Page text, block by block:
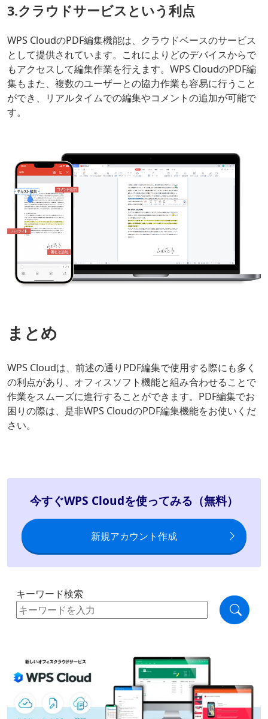
3.クラウドサービスという利点
WPS CloudのPDF編集機能は、クラウドベースのサービス
として提供されています。これによりどのデバイスからで
もアクセスして編集作業を行えます。WPS CloudのPDF編
集もまた、複数のユーザーとの協力作業も容易に行うこと
ができ、リアルタイムでの編集やコメントの追加が可能で
す。
まとめ
WPS Cloudは、前述の通りPDF編集で使用する際にも多く
の利点があり、オフィスソフト機能と組み合わせることで
作業をスムーズに進行することができます。PDF編集でお
困りの際は、是非WPS CloudのPDF編集機能をお使いくだ
さい。
今すぐWPS Cloudを使ってみる（無料）
新規アカウント作成
キーワード検索